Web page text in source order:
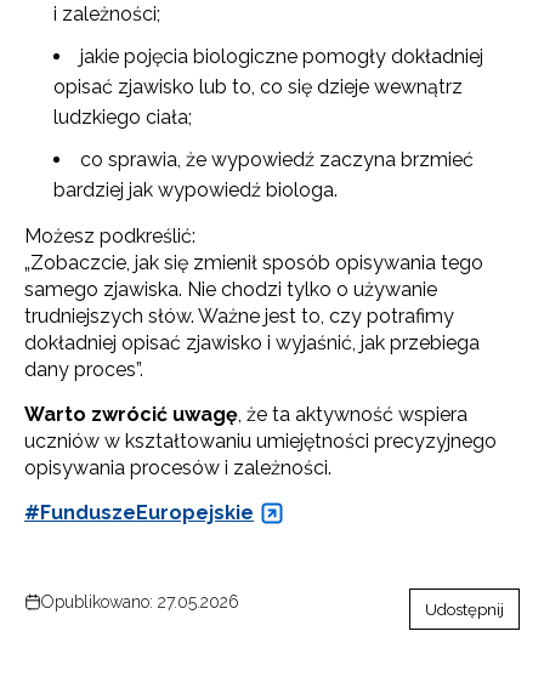
i zależności;
jakie pojęcia biologiczne pomogły dokładniej
opisać zjawisko lub to, co się dzieje wewnątrz
ludzkiego ciała;
co sprawia, że wypowiedź zaczyna brzmieć
bardziej jak wypowiedź biologa.
Możesz podkreślić:
„Zobaczcie, jak się zmienił sposób opisywania tego
samego zjawiska. Nie chodzi tylko o używanie
trudniejszych słów. Ważne jest to, czy potrafimy
dokładniej opisać zjawisko i wyjaśnić, jak przebiega
dany proces”.
Warto zwrócić uwagę, że ta aktywność wspiera
uczniów w kształtowaniu umiejętności precyzyjnego
opisywania procesów i zależności.
#FunduszeEuropejskie
Opublikowano: 27.05.2026 Udostępnij